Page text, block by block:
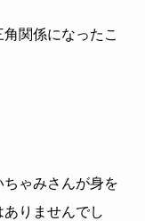
関係になったこ
ゃみさんが身を
りませんでし